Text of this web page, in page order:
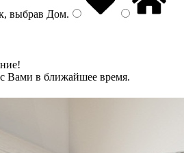
выбрав Дом.
Вами в ближайшее время.